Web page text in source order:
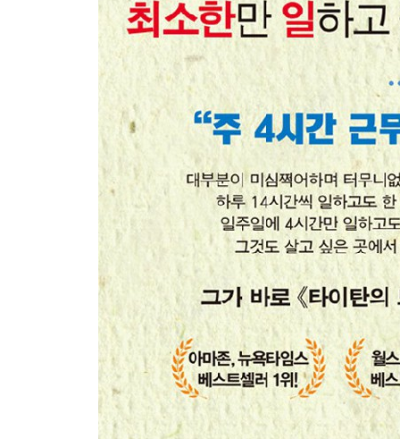
?뮤즈 테스트하기
수입 자동화 과정 3
?경영은 필요 없다
| Step4 | 원할 때 일하고, 살고 싶은 곳에서 산다
-해방Liberation을 위한 L
사무실에서 탈출하는 법
?원하는 곳에서 일한다
개선의 여지가 없다면 직장을 버려라
?퇴사는 승자가 되는 길
삶의 중간에 떠나는 미니 은퇴
?여행하는 라이프스타일 터득하기
일을 없앤 후 공허함 채우기
?인생에 생기 불어넣기
뉴리치가 많이 하는 실수 13가지
마지막으로 중요한 이야기들
주 4시간 일하며 살기
꼭 읽어야 하는 이메일